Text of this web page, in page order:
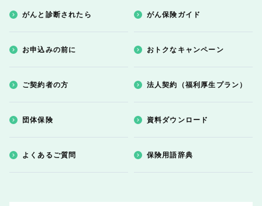
がんと診断されたら がん保険ガイド
お申込みの前に おトクなキャンペーン
ご契約者の方 法人契約（福利厚生プラン）
団体保険 資料ダウンロード
よくあるご質問 保険用語辞典